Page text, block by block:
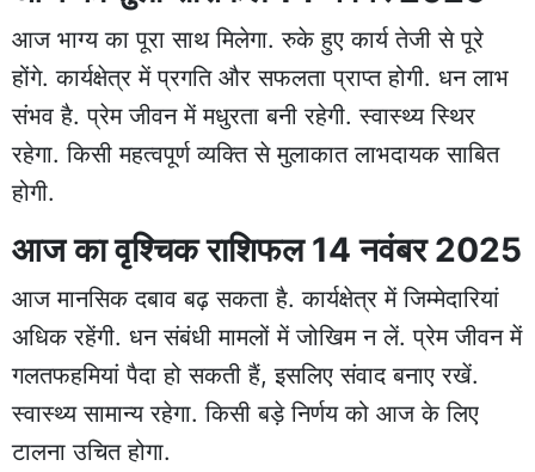
आज भाग्य का पूरा साथ मिलेगा. रुके हुए कार्य तेजी से पूरे
होंगे. कार्यक्षेत्र में प्रगति और सफलता प्राप्त होगी. धन लाभ
संभव है. प्रेम जीवन में मधुरता बनी रहेगी. स्वास्थ्य स्थिर
रहेगा. किसी महत्वपूर्ण व्यक्ति से मुलाकात लाभदायक साबित
होगी.
आज का वृश्चिक राशिफल 14 नवंबर 2025
आज मानसिक दबाव बढ़ सकता है. कार्यक्षेत्र में जिम्मेदारियां
अधिक रहेंगी. धन संबंधी मामलों में जोखिम न लें. प्रेम जीवन में
गलतफहमियां पैदा हो सकती हैं, इसलिए संवाद बनाए रखें.
स्वास्थ्य सामान्य रहेगा. किसी बड़े निर्णय को आज के लिए
टालना उचित होगा.